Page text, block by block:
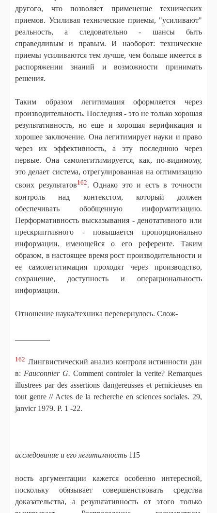
другого, что позволяет применение технических
приемов. Усиливая технические приемы, "усиливают"
реальность, а следовательно - шансы быть
справедливым и правым. И наоборот: технические
приемы усиливаются тем лучше, чем больше имеется в
распоряжении знаний и возможности принимать
решения.
Таким образом легитимация оформляется через
производительность. Последняя - это не только хорошая
результативность, но еще и хорошая верификация и
хорошее заключение. Она легитимирует науки и право
через их эффективность, а эту последнюю через
первые. Она самолегитимируется, как, по-видимому,
это делает система, отрегулированная на оптимизацию
своих результатов162. Однако это и естъ в точности
контроль над контекстом, который должен
обеспечивать обобщенную информатизацию.
Перформативность высказывания - денотативного или
прескриптивного - повышается пропорционально
информации, имеющейся о его референте. Таким
образом, в настоящее время рост производительности и
ее самолегитимация проходят через производство,
сохранение, доступность и операциональность
информации.
Отношение наука/техника перевернулось. Слож-
162 Лингвистический анализ контроля истинности дан
в: Fauconnier G. Comment controler la verite? Remarques
illustrees par des assertions dangereusses et pernicieuses en
tout genre // Actes de la recherche en sciences sociales. 29,
janvicr 1979. P. 1 -22.
исследование и его легитимность 115
ность аргументации кажется особенно интересной,
поскольку обязывает совершенствовать средства
доказательства, а результативность от этого только